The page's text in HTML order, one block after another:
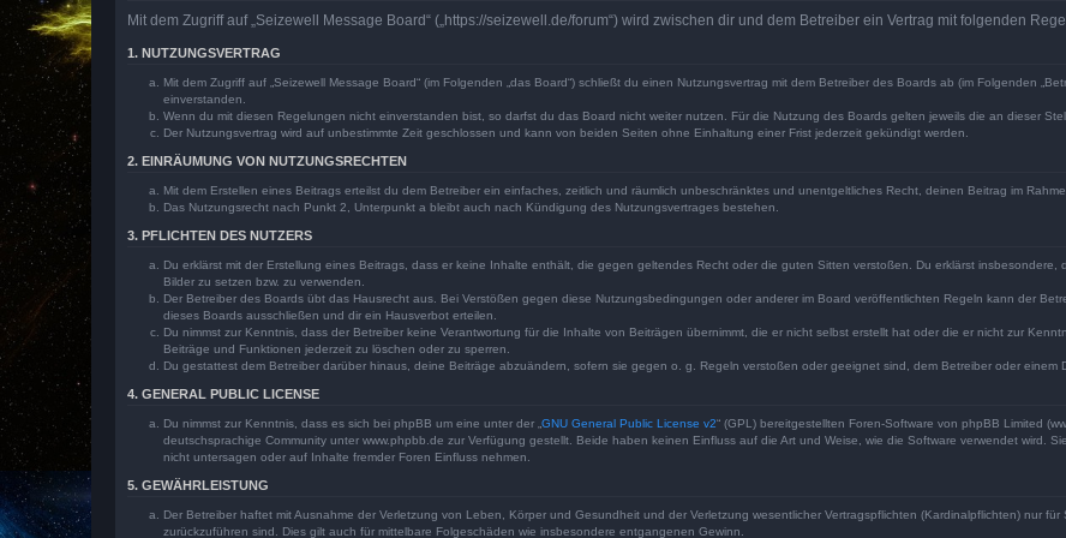
Mit dem Zugriff auf „Seizewell Message Board“ („https://seizewell.de/forum“) wird zwischen dir und dem Betreiber ein Vertrag mit folgenden
1. NUTZUNGSVERTRAG
Mit dem Zugriff auf „Seizewell Message Board“ (im Folgenden „das Board“) schließt du einen Nutzungsvertrag mit dem Betreiber des Boards ab (im Folgenden
einverstanden.
Wenn du mit diesen Regelungen nicht einverstanden bist, so darfst du das Board nicht weiter nutzen. Für die Nutzung des Boards gelten jeweils die an dieser
Der Nutzungsvertrag wird auf unbestimmte Zeit geschlossen und kann von beiden Seiten ohne Einhaltung einer Frist jederzeit gekündigt werden.
2. EINRÄUMUNG VON NUTZUNGSRECHTEN
Mit dem Erstellen eines Beitrags erteilst du dem Betreiber ein einfaches, zeitlich und räumlich unbeschränktes und unentgeltliches Recht, deinen Beitrag im
Das Nutzungsrecht nach Punkt 2, Unterpunkt a bleibt auch nach Kündigung des Nutzungsvertrages bestehen.
3. PFLICHTEN DES NUTZERS
Du erklärst mit der Erstellung eines Beitrags, dass er keine Inhalte enthält, die gegen geltendes Recht oder die guten Sitten verstoßen. Du erklärst
Bilder zu setzen bzw. zu verwenden.
Der Betreiber des Boards übt das Hausrecht aus. Bei Verstößen gegen diese Nutzungsbedingungen oder anderer im Board veröffentlichten Regeln kann der
dieses Boards ausschließen und dir ein Hausverbot erteilen.
Du nimmst zur Kenntnis, dass der Betreiber keine Verantwortung für die Inhalte von Beiträgen übernimmt, die er nicht selbst erstellt hat oder die er nicht zur
Beiträge und Funktionen jederzeit zu löschen oder zu sperren.
Du gestattest dem Betreiber darüber hinaus, deine Beiträge abzuändern, sofern sie gegen o. g. Regeln verstoßen oder geeignet sind, dem Betreiber oder einem
4. GENERAL PUBLIC LICENSE
Du nimmst zur Kenntnis, dass es sich bei phpBB um eine unter der „ GNU General Public License v2“ (GPL) bereitgestellten Foren-Software von phpBB Limited
deutschsprachige Community unter www.phpbb.de zur Verfügung gestellt. Beide haben keinen Einfluss auf die Art und Weise, wie die Software verwendet wird.
nicht untersagen oder auf Inhalte fremder Foren Einfluss nehmen.
5. GEWÄHRLEISTUNG
Der Betreiber haftet mit Ausnahme der Verletzung von Leben, Körper und Gesundheit und der Verletzung wesentlicher Vertragspflichten (Kardinalpflichten) nur
zurückzuführen sind. Dies gilt auch für mittelbare Folgeschäden wie insbesondere entgangenen Gewinn.